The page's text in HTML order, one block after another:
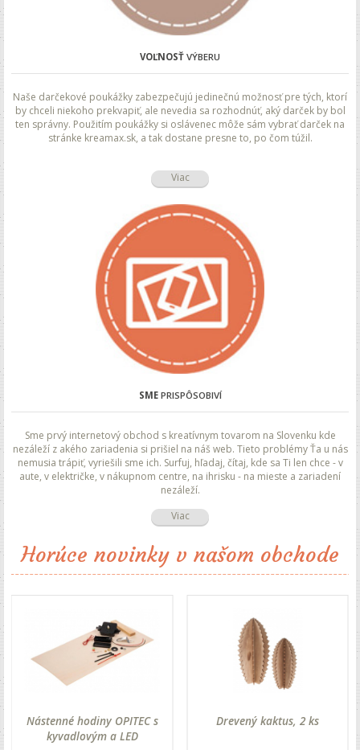
VOĽNOSŤ VÝBERU
Naše darčekové poukážky zabezpečujú jedinečnú možnosť pre tých, ktorí
by chceli niekoho prekvapiť, ale nevedia sa rozhodnúť, aký darček by bol
ten správny. Použitím poukážky si oslávenec môže sám vybrať darček na
stránke kreamax.sk, a tak dostane presne to, po čom túžil.
Viac
SMEPRISPÔSOBIVÍ
Sme prvý internetový obchod s kreatívnym tovarom na Slovenku kde
nezáleží z akého zariadenia si prišiel na náš web. Tieto problémy Ťa u nás
nemusia trápiť, vyriešili sme ich. Surfuj, hľadaj, čítaj, kde sa Ti len chce - v
aute, v električke, v nákupnom centre, na ihrisku - na mieste a zariadení
nezáleží.
Viac
Horúce novinky v našom obchode
Nástenné hodiny OPITEC s
kyvadlovým a LED
Drevený kaktus, 2 ks